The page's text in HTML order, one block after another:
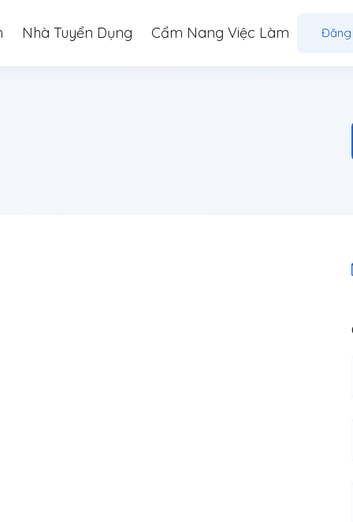
Nhà Tuyển Dụng Cẩm Nang Việc Làm Đăng